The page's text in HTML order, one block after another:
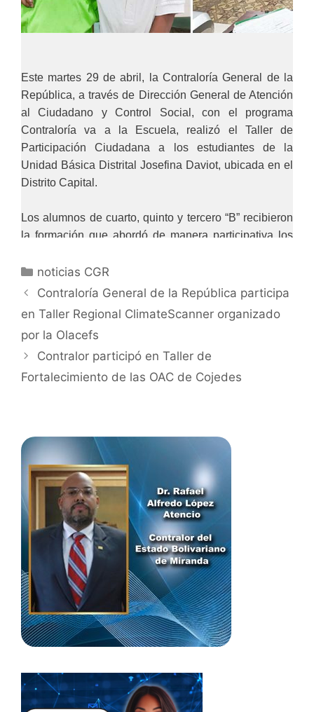
Este martes 29 de abril, la Contraloría General de la
República, a través de Dirección General de Atención
al Ciudadano y Control Social, con el programa
Contraloría va a la Escuela, realizó el Taller de
Participación Ciudadana a los estudiantes de la
Unidad Básica Distrital Josefina Daviot, ubicada en el
Distrito Capital.
Los alumnos de cuarto, quinto y tercero “B” recibieron
la formación que abordó de manera participativa los
gratitud, la tolerancia y la compasión. Asimismo, se
reforzó la importancia de la participación en el cuidado
Esta segunda fase del programa Contraloría va a la
Escuela promueve la participación de los niños, las
niñas y los adolescentes en la formación, ejecución y
La Contraloría General de la República fomenta de
manera permanente los valores esenciales para el
control de la gestión pública, la convivencia
democrática y la solidaridad. En la fase tres, los
estudiantes recibirán el Taller Mecanismos de
Participación, donde podrán ver temas como: la
denuncia, quejas, reclamos, sugerencia y peticiones.
Este encuentro formativo fue impartido por los
funcionarios William Hernández y Annginey Gómez.
noticias CGR
Contraloría General de la República participa
en Taller Regional ClimateScanner organizado
por la Olacefs
Contralor participó en Taller de
Fortalecimiento de las OAC de Cojedes